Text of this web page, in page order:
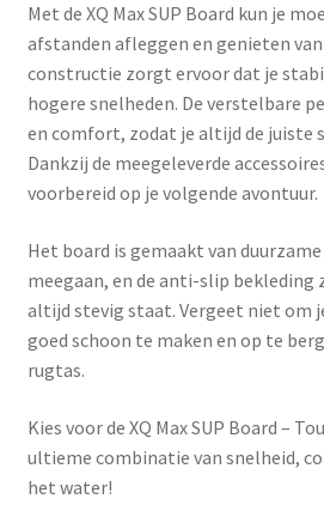
Met de XQ Max SUP Board kun je
afstanden afleggen en genieten
constructie zorgt ervoor dat je
hogere snelheden. De verstelbare
en comfort, zodat je altijd de juiste
Dankzij de meegeleverde
voorbereid op je volgende avontuur.
Het board is gemaakt van
meegaan, en de anti-slip bekleding
altijd stevig staat. Vergeet niet om
goed schoon te maken en op te
rugtas.
Kies voor de XQ Max SUP Board –
ultieme combinatie van snelheid,
het water!